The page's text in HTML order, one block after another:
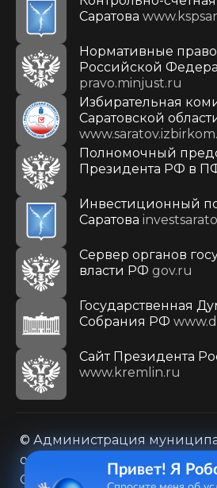
Саратова
Нормативные
Российской
pravo.minjust.ru
Избирательная
Саратовской
Полномочный
Президента РФ в
Инвестиционный
Саратова
Сервер органов
власти РФ gov.ru
Государственная
Собрания РФ
Cайт Президента
www.kremlin.ru
© Администрация
образования городского
Саратов»
Привет! Я